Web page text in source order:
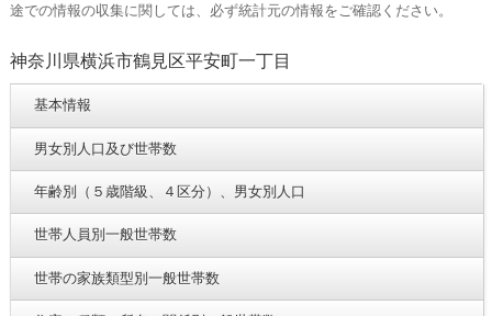
途での情報の収集に関しては、必ず統計元の情報をご確認ください。
神奈川県横浜市鶴見区平安町一丁目
基本情報
男女別人口及び世帯数
年齢別（５歳階級、４区分）、男女別人口
世帯人員別一般世帯数
世帯の家族類型別一般世帯数